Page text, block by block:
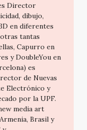
Director
dibujo,
en diferentes
tantas
Capurro en
y DoubleYou en
es
de Nuevas
Electrónico y
por la UPF.
media art
Brasil y